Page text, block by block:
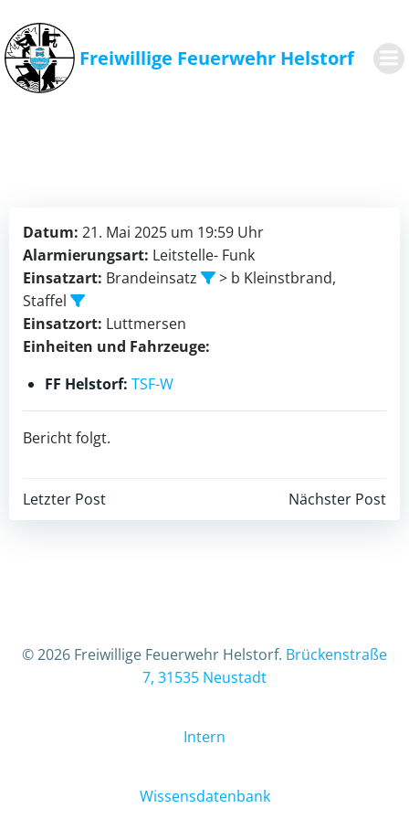
springen
Freiwillige Feuerwehr Helstorf
Datum: 21. Mai 2025 um 19:59 Uhr
Alarmierungsart: Leitstelle- Funk
Einsatzart: Brandeinsatz
> b Kleinstbrand,
Staffel
Einsatzort: Luttmersen
Einheiten und Fahrzeuge:
FF Helstorf: TSF-W
Bericht folgt.
Beitragsnavigation
Letzter Post Nächster Post
© 2026 Freiwillige Feuerwehr Helstorf. Brückenstraße
7, 31535 Neustadt
Intern
Wissensdatenbank